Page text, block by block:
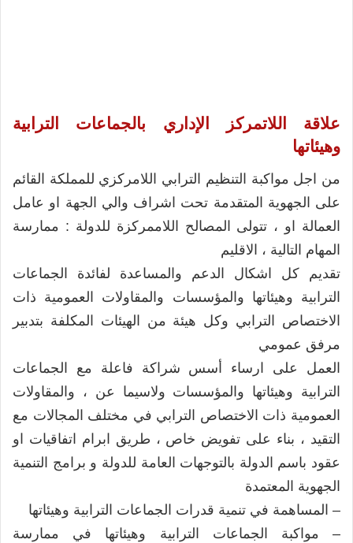
علاقة اللاتمركز الإداري بالجماعات الترابية
وهيئاتها
من اجل مواكبة التنظيم الترابي اللامركزي للمملكة القائم
على الجهوية المتقدمة تحت اشراف والي الجهة او عامل
العمالة او ، تتولى المصالح اللاممركزة للدولة : ممارسة
المهام التالية ، الاقليم
تقديم كل اشكال الدعم والمساعدة لفائدة الجماعات
الترابية وهيئاتها والمؤسسات والمقاولات العمومية ذات
الاختصاص الترابي وكل هيئة من الهيئات المكلفة بتدبير
مرفق عمومي
العمل على ارساء أسس شراكة فاعلة مع الجماعات
الترابية وهيئاتها والمؤسسات ولاسيما عن ، والمقاولات
العمومية ذات الاختصاص الترابي في مختلف المجالات مع
التقيد ، بناء على تفويض خاص ، طريق ابرام اتفاقيات او
عقود باسم الدولة بالتوجهات العامة للدولة و برامج التنمية
الجهوية المعتمدة
– المساهمة في تنمية قدرات الجماعات الترابية وهيئاتها
– مواكبة الجماعات الترابية وهيئاتها في ممارسة